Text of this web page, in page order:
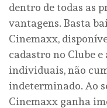
dentro de todas as
vantagens. Basta
Cinemaxx,
cadastro no Clube
individuais, não
indeterminado. Ao
Cinemaxx ganha